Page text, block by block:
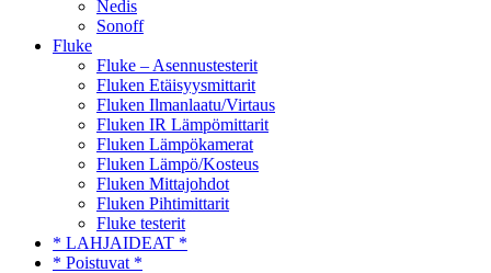
Nedis
Sonoff
Fluke
Fluke – Asennustesterit
Fluken Etäisyysmittarit
Fluken Ilmanlaatu/Virtaus
Fluken IR Lämpömittarit
Fluken Lämpökamerat
Fluken Lämpö/Kosteus
Fluken Mittajohdot
Fluken Pihtimittarit
Fluke testerit
* LAHJAIDEAT *
* Poistuvat *